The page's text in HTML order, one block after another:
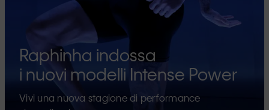
Raphinha indossa
i nuovi modelli Intense Power
Vivi una nuova stagione di performance